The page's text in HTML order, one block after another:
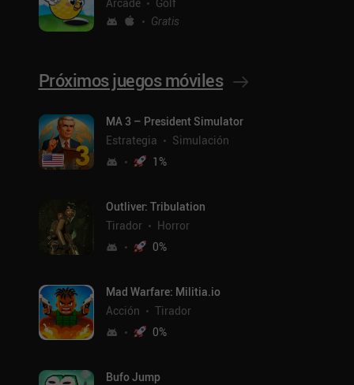
Gratis
Próximos juegos móviles
MA 3 – President Simulator
Estrategia
Simulación
1%
Outliver: Tribulation
Tirador
Horror
0%
Mad Warfare: Militia.io
Acción
Tirador
0%
Bufo Jump